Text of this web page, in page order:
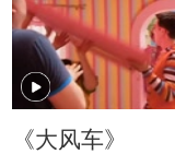
术团等
《大风车》